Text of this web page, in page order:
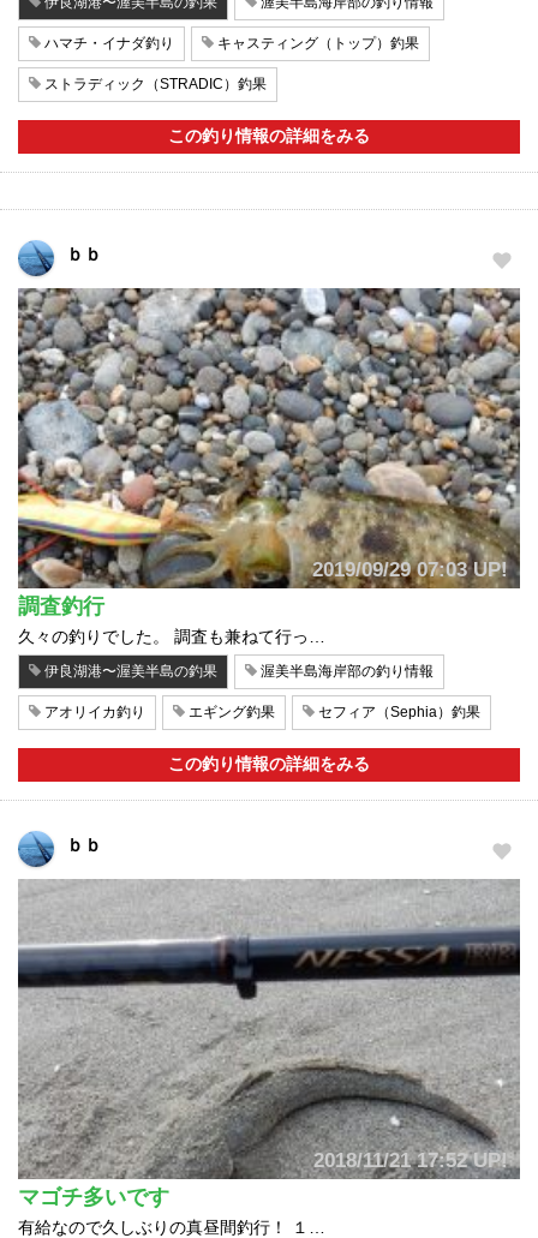
ハマチ・イナダ釣り キャスティング（トップ）釣果
ストラディック（STRADIC）釣果
この釣り情報の詳細をみる
ｂｂ
2019/09/29 07:03 UP!
調査釣行
久々の釣りでした。 調査も兼ねて行っ…
伊良湖港〜渥美半島の釣果 渥美半島海岸部の釣り情報
アオリイカ釣り エギング釣果 セフィア（Sephia）釣果
この釣り情報の詳細をみる
ｂｂ
2018/11/21 17:52 UP!
マゴチ多いです
有給なので久しぶりの真昼間釣行！ １…